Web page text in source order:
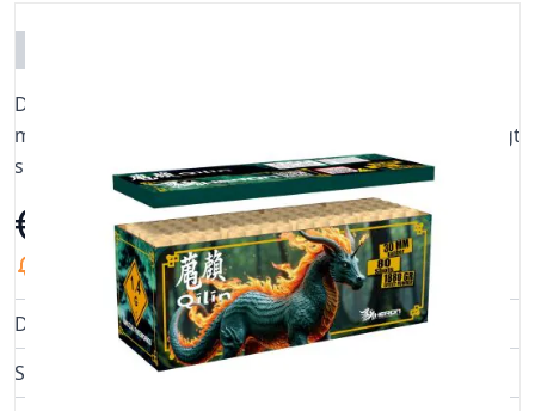
De derde 80sh 30mm compound uit onze serie
maximaal afgevulde compounds. De productvideo volgt
snel!
€ 166,60
Informeer mij wanneer dit product op voorraad is
Diameter
30mm
Shots